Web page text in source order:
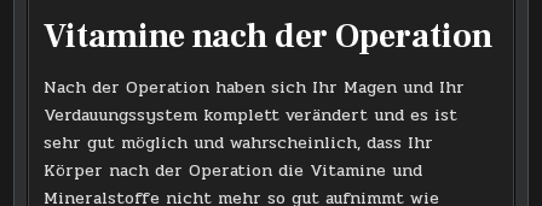
Vitamine nach der Operation
Nach der Operation haben sich Ihr Magen und Ihr
Verdauungssystem komplett verändert und es ist
sehr gut möglich und wahrscheinlich, dass Ihr
Körper nach der Operation die Vitamine und
Mineralstoffe nicht mehr so ​​gut aufnimmt wie